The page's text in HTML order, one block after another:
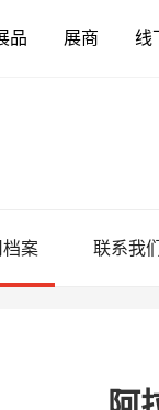
品 展商 线
档案 联系我们